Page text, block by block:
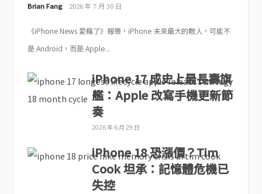
Brian Fang 2026 年 7 月 30 日
《iPhone News 愛瘋了》報導，iPhone 未來最大的敵人，可能不
是 Android，而是 Apple...
iPhone 17 成史上最長壽旗
艦：Apple 改寫手機更新節
奏
2026 年 6 月 29 日
iPhone 18 恐漲價？Tim
Cook 坦承：記憶體危機已
失控